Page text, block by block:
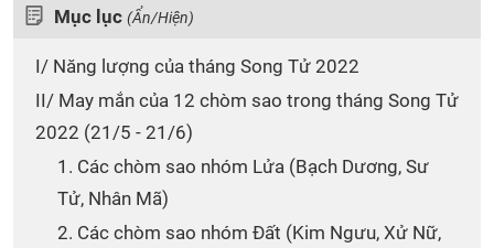
Mục lục (Ẩn/Hiện)
I/ Năng lượng của tháng Song Tử 2022
II/ May mắn của 12 chòm sao trong tháng Song Tử
2022 (21/5 - 21/6)
1. Các chòm sao nhóm Lửa (Bạch Dương, Sư
Tử, Nhân Mã)
2. Các chòm sao nhóm Đất (Kim Ngưu, Xử Nữ,